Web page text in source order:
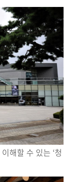
이해할 수 있는 ‘청